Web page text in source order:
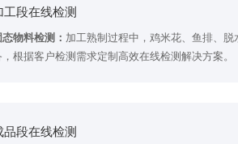
专业解决方案。
产品检测： 针对水产品中，鱼刺等内源性异物；
工段在线检测
态物料检测： 加工熟制过程中，鸡米花、鱼排、
，根据客户检测需求定制高效在线检测解决方案。
品段在线检测